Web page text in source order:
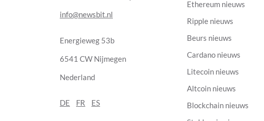
info@newsbit.nl
Energieweg 53b
6541 CW Nijmegen
Nederland
DE FR ES
Ethereum nieuws
Ripple nieuws
Beurs nieuws
Cardano nieuws
Litecoin nieuws
Altcoin nieuws
Blockchain nieuws